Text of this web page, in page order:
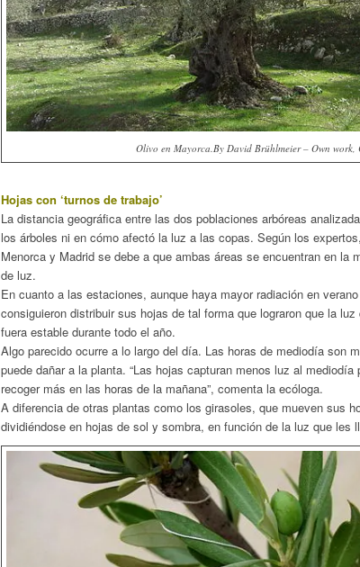
Olivo en Mayorca.By David Brühlmeier – Own work,
Hojas con ‘turnos de trabajo’
La distancia geográfica entre las dos poblaciones arbóreas
los árboles ni en cómo afectó la luz a las copas. Según los
Menorca y Madrid se debe a que ambas áreas se encuentran en la
de luz.
En cuanto a las estaciones, aunque haya mayor radiación en
consiguieron distribuir sus hojas de tal forma que lograron que la
fuera estable durante todo el año.
Algo parecido ocurre a lo largo del día. Las horas de mediodía son
puede dañar a la planta. “Las hojas capturan menos luz al
recoger más en las horas de la mañana”, comenta la ecóloga.
A diferencia de otras plantas como los girasoles, que mueven sus
dividiéndose en hojas de sol y sombra, en función de la luz que les